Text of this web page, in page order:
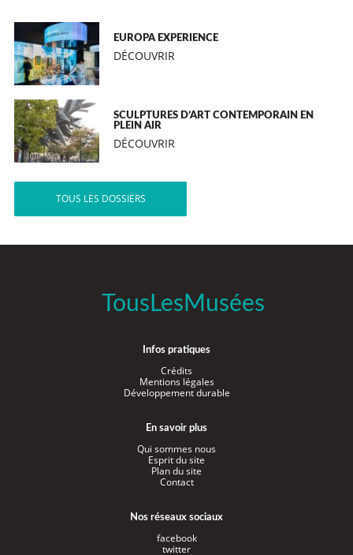
EUROPA EXPERIENCE
DÉCOUVRIR
SCULPTURES D’ART CONTEMPORAIN EN
PLEIN AIR
DÉCOUVRIR
TOUS LES DOSSIERS
TousLesMusées
Infos pratiques
Crédits
Mentions légales
Développement durable
En savoir plus
Qui sommes nous
Esprit du site
Plan du site
Contact
Nos réseaux sociaux
facebook
twitter